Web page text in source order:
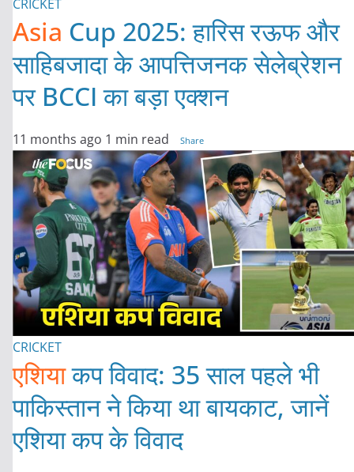
CRICKET
Asia Cup 2025: हारिस रऊफ और
साहिबजादा के आपत्तिजनक सेलेब्रेशन
पर BCCI का बड़ा एक्शन
11 months ago 1 min read Share
CRICKET
एशियाकप विवाद: 35 साल पहले भी
पाकिस्तान ने किया था बायकाट, जानें
एशिया कप के विवाद